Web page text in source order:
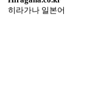
히라가나 일본어